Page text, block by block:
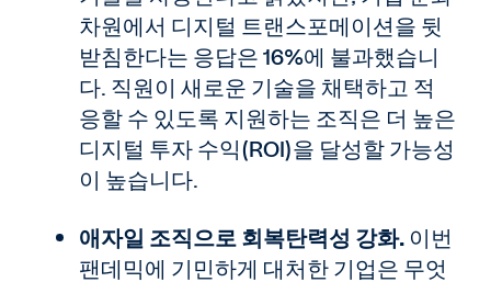
차원에서 디지털 트랜스포메이션을 뒷
받침한다는 응답은 16%에 불과했습니
다. 직원이 새로운 기술을 채택하고 적
응할 수 있도록 지원하는 조직은 더 높은
디지털 투자 수익(ROI)을 달성할 가능성
이 높습니다.
애자일 조직으로 회복탄력성 강화. 이번
팬데믹에 기민하게 대처한 기업은 무엇